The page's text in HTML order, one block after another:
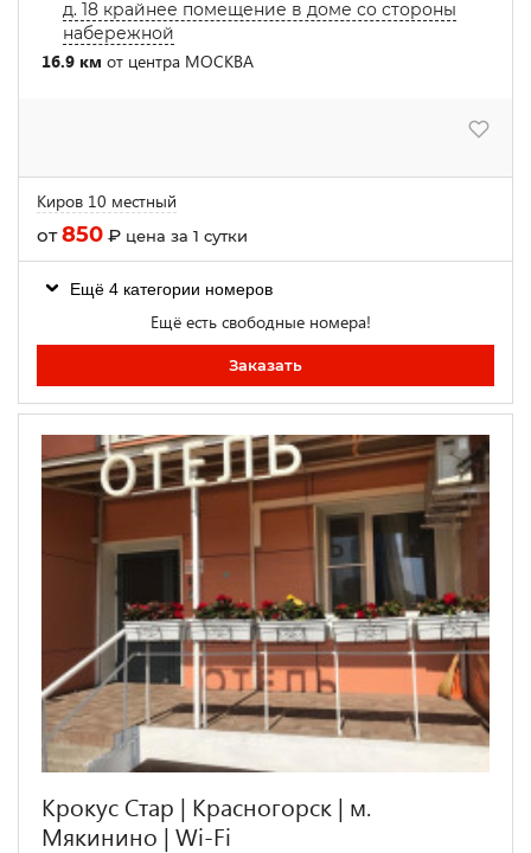
д. 18 крайнее помещение в доме со стороны
набережной
16.9 км от центра МОСКВА
Киров 10 местный
от850 ₽ цена за 1 сутки
Ещё 4 категории номеров
Ещё есть свободные номера!
Заказать
Крокус Стар | Красногорск | м.
Мякинино | Wi-Fi